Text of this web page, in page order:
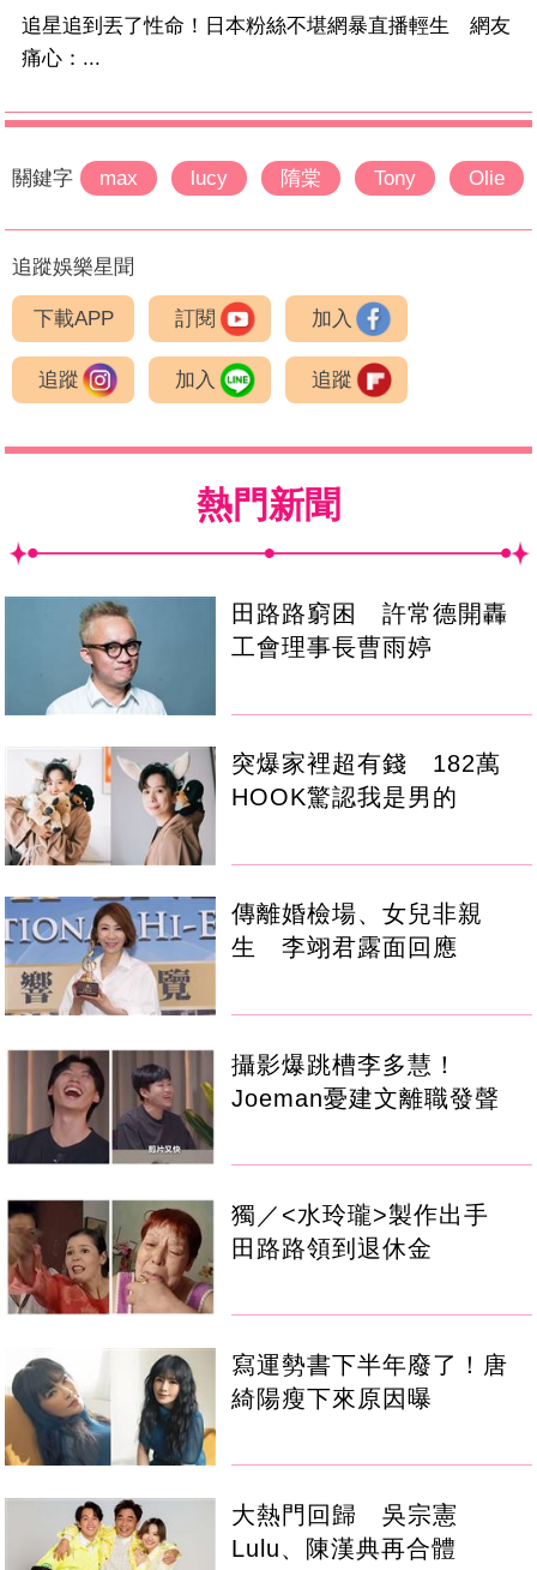
追星追到丟了性命！日本粉絲不堪網暴直播輕生 網友
痛心：...
關鍵字 max lucy 隋棠 Tony Olie
追蹤娛樂星聞
下載APP 訂閱 加入
追蹤 加入 追蹤
熱門新聞
田路路窮困 許常德開轟
工會理事長曹雨婷
突爆家裡超有錢 182萬
HOOK驚認我是男的
傳離婚檢場、女兒非親
生 李翊君露面回應
攝影爆跳槽李多慧！
Joeman憂建文離職發聲
獨／<水玲瓏>製作出手
田路路領到退休金
寫運勢書下半年廢了！唐
綺陽瘦下來原因曝
大熱門回歸 吳宗憲
Lulu、陳漢典再合體